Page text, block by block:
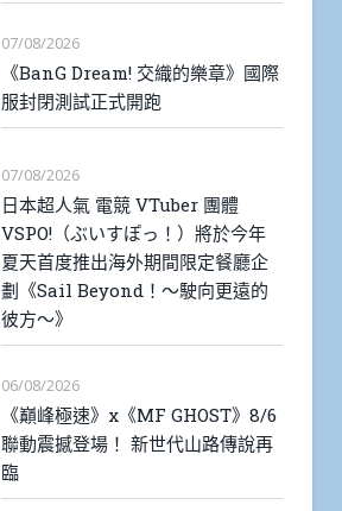
07/08/2026
《BanG Dream! 交織的樂章》國際
服封閉測試正式開跑
07/08/2026
日本超人氣 電競 VTuber 團體
VSPO!（ぶいすぽっ！）將於今年
夏天首度推出海外期間限定餐廳企
劃《Sail Beyond！～駛向更遠的
彼方～》
06/08/2026
《巔峰極速》x《MF GHOST》8/6
聯動震撼登場！ 新世代山路傳說再
臨